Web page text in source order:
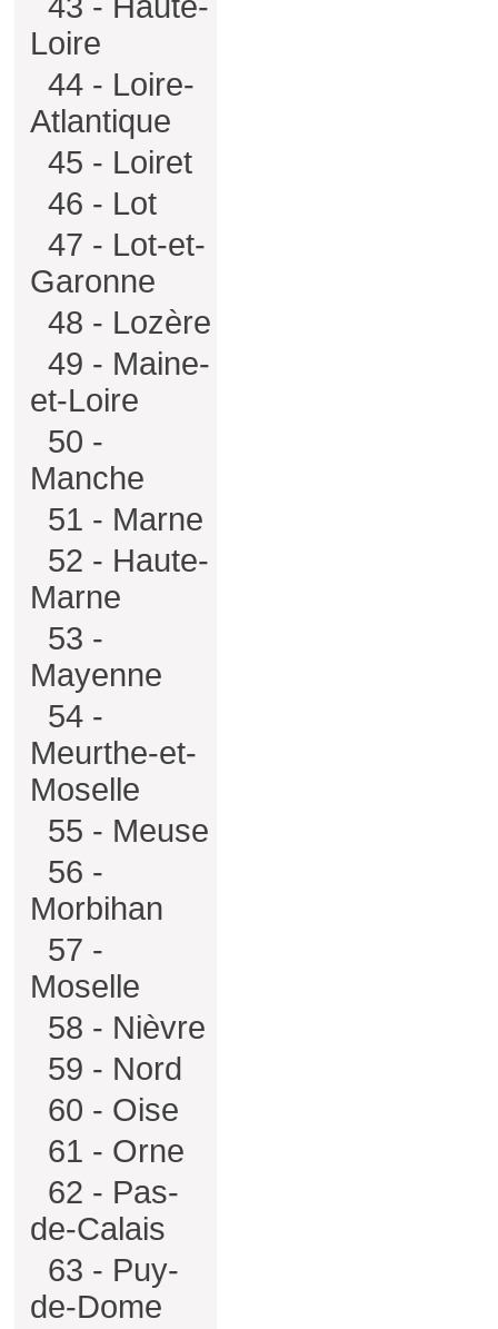
Loire
44 - Loire-
Atlantique
45 - Loiret
46 - Lot
47 - Lot-et-
Garonne
48 - Lozère
49 - Maine-
et-Loire
50 -
Manche
51 - Marne
52 - Haute-
Marne
53 -
Mayenne
54 -
Meurthe-et-
Moselle
55 - Meuse
56 -
Morbihan
57 -
Moselle
58 - Nièvre
59 - Nord
60 - Oise
61 - Orne
62 - Pas-
de-Calais
63 - Puy-
de-Dome